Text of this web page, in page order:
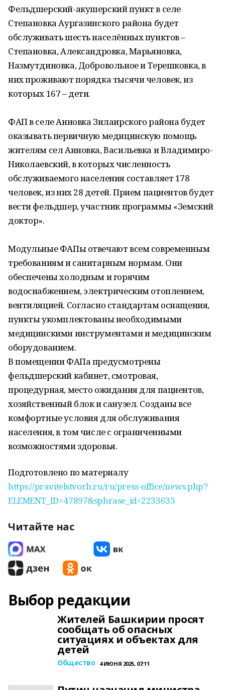
Фельдшерский-акушерский пункт в селе
Степановка Аургазинского района будет
обслуживать шесть населённых пунктов –
Степановка, Александровка, Марьяновка,
Назмутдиновка, Добровольное и Терешковка, в
них проживают порядка тысячи человек, из
которых 167 – дети.
ФАП в селе Анновка Зилаирского района будет
оказывать первичную медицинскую помощь
жителям сел Анновка, Васильевка и Владимиро-
Николаевский, в которых численность
обслуживаемого населения составляет 178
человек, из них 28 детей. Прием пациентов будет
вести фельдшер, участник программы «Земский
доктор».
Модульные ФАПы отвечают всем современным
требованиям и санитарным нормам. Они
обеспечены холодным и горячим
водоснабжением, электрическим отоплением,
вентиляцией. Согласно стандартам оснащения,
пункты укомплектованы необходимыми
медицинскими инструментами и медицинским
оборудованием.
В помещении ФАПа предусмотрены
фельдшерский кабинет, смотровая,
процедурная, место ожидания для пациентов,
хозяйственный блок и санузел. Созданы все
комфортные условия для обслуживания
населения, в том числе с ограниченными
возможностями здоровья.
Подготовлено по материалу
https://pravitelstvorb.ru/ru/press-office/news.php?
ELEMENT_ID=47897&sphrase_id=2233633
Читайте нас
Выбор редакции
Жителей Башкирии просят
сообщать об опасных
ситуациях и объектах для
детей
Общество 4 ИЮНЯ 2025, 07:11